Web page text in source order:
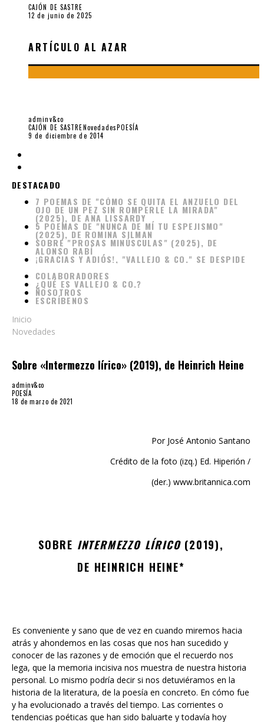
CAJÓN DE SASTRE
12 de junio de 2025
ARTÍCULO AL AZAR
adminv&co
CAJÓN DE SASTRENovedadesPOESÍA
9 de diciembre de 2014
DESTACADOOJO DE UN PEZ SIN ROMPERLE LA MIRADA"
(2025), DE ANA LISSARDY
5 POEMAS DE "NUNCA DE MÍ TU ESPEJISMO"
(2025), DE ROMINA SILMAN
SOBRE "PROSAS MINÚSCULAS" (2025), DE
ALONSO RABÍ
¡GRACIAS Y ADIÓS!, "VALLEJO & CO." SE DESPIDE
COLABORADORES
¿QUÉ ES VALLEJO & CO.?
ESCRÍBENOS
Inicio
adminv&co
POESÍA
Crédito de la foto (izq.) Ed. Hiperión /
(der.) www.britannica.com
DE HEINRICH HEINE*
conocer de las razones y de emoción que el recuerdo nos
lega, que la memoria incisiva nos muestra de nuestra historia
personal. Lo mismo podría decir si nos detuviéramos en la
historia de la literatura, de la poesía en concreto. En cómo fue
y ha evolucionado a través del tiempo. Las corrientes o
tendencias poéticas que han sido baluarte y todavía hoy
mantienen ese pálpito, ese latido necesario que nos hace
aprender, porque la tradición no está reñida con la evolución,